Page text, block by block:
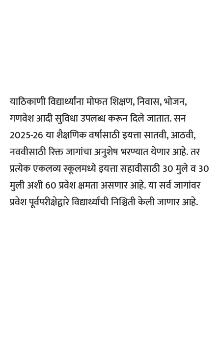
याठिकाणी विद्यार्थ्यांना मोफत शिक्षण, निवास, भोजन,
गणवेश आदी सुविधा उपलब्ध करून दिले जातात. सन
2025-26 या शैक्षणिक वर्षासाठी इयत्ता सातवी, आठवी,
नववीसाठी रिक्त जागांचा अनुशेष भरण्यात येणार आहे. तर
प्रत्येक एकलव्य स्कूलमध्ये इयत्ता सहावीसाठी 30 मुले व 30
मुली अशी 60 प्रवेश क्षमता असणार आहे. या सर्व जागांवर
प्रवेश पूर्वपरीक्षेद्वारे विद्यार्थ्यांची निश्चिती केली जाणार आहे.